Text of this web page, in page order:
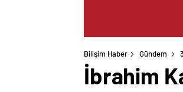
Bilişim Haber Gündem
İbrahim